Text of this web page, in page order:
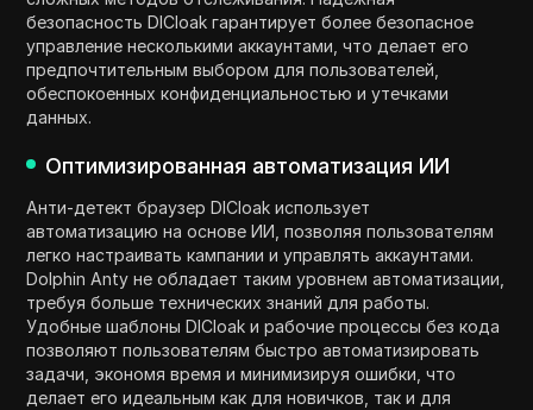
безопасность DICloak гарантирует более безопасное
управление несколькими аккаунтами, что делает его
предпочтительным выбором для пользователей,
обеспокоенных конфиденциальностью и утечками
данных.
Оптимизированная автоматизация ИИ
Анти-детект браузер DICloak использует
автоматизацию на основе ИИ, позволяя пользователям
легко настраивать кампании и управлять аккаунтами.
Dolphin Anty не обладает таким уровнем автоматизации,
требуя больше технических знаний для работы.
Удобные шаблоны DICloak и рабочие процессы без кода
позволяют пользователям быстро автоматизировать
задачи, экономя время и минимизируя ошибки, что
делает его идеальным как для новичков, так и для